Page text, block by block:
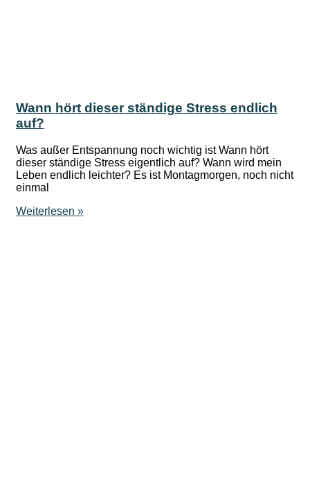
Wann hört dieser ständige Stress endlich
auf?
Was außer Entspannung noch wichtig ist Wann hört
dieser ständige Stress eigentlich auf? Wann wird mein
Leben endlich leichter? Es ist Montagmorgen, noch nicht
einmal
Weiterlesen »